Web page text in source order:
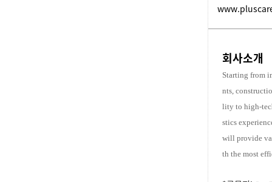
회사소개
Starting from
nts,
lity to high-
stics
will provide
th the most